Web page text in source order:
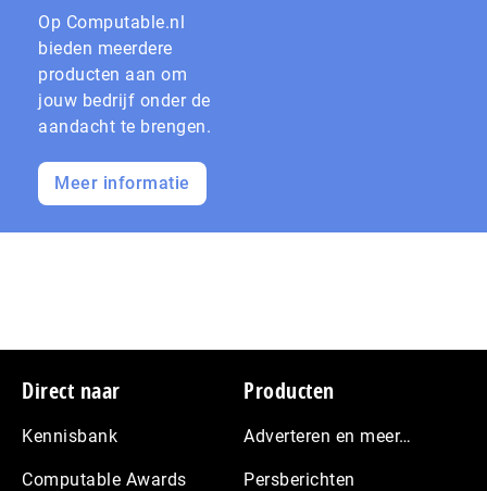
Op Computable.nl
bieden meerdere
producten aan om
jouw bedrijf onder de
aandacht te brengen.
Meer informatie
Footer
Direct naar
Kennisbank
Computable Awards
Producten
Adverteren en meer…
Persberichten